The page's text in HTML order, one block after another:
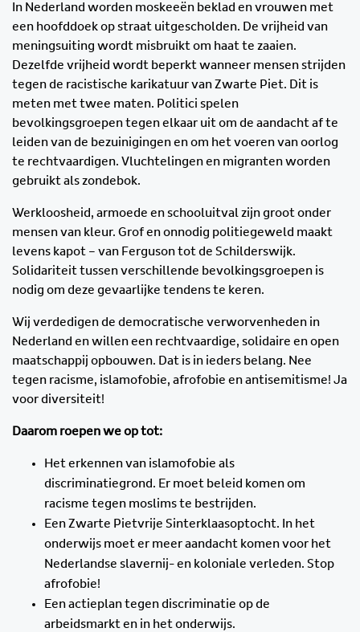
In Nederland worden moskeeën beklad en vrouwen met
een hoofddoek op straat uitgescholden. De vrijheid van
meningsuiting wordt misbruikt om haat te zaaien.
Dezelfde vrijheid wordt beperkt wanneer mensen strijden
tegen de racistische karikatuur van Zwarte Piet. Dit is
meten met twee maten. Politici spelen
bevolkingsgroepen tegen elkaar uit om de aandacht af te
leiden van de bezuinigingen en om het voeren van oorlog
te rechtvaardigen. Vluchtelingen en migranten worden
gebruikt als zondebok.
Werkloosheid, armoede en schooluitval zijn groot onder
mensen van kleur. Grof en onnodig politiegeweld maakt
levens kapot – van Ferguson tot de Schilderswijk.
Solidariteit tussen verschillende bevolkingsgroepen is
nodig om deze gevaarlijke tendens te keren.
Wij verdedigen de democratische verworvenheden in
Nederland en willen een rechtvaardige, solidaire en open
maatschappij opbouwen. Dat is in ieders belang. Nee
tegen racisme, islamofobie, afrofobie en antisemitisme! Ja
voor diversiteit!
Daarom roepen we op tot:
Het erkennen van islamofobie als
discriminatiegrond. Er moet beleid komen om
racisme tegen moslims te bestrijden.
Een Zwarte Pietvrije Sinterklaasoptocht. In het
onderwijs moet er meer aandacht komen voor het
Nederlandse slavernij- en koloniale verleden. Stop
afrofobie!
Een actieplan tegen discriminatie op de
arbeidsmarkt en in het onderwijs.